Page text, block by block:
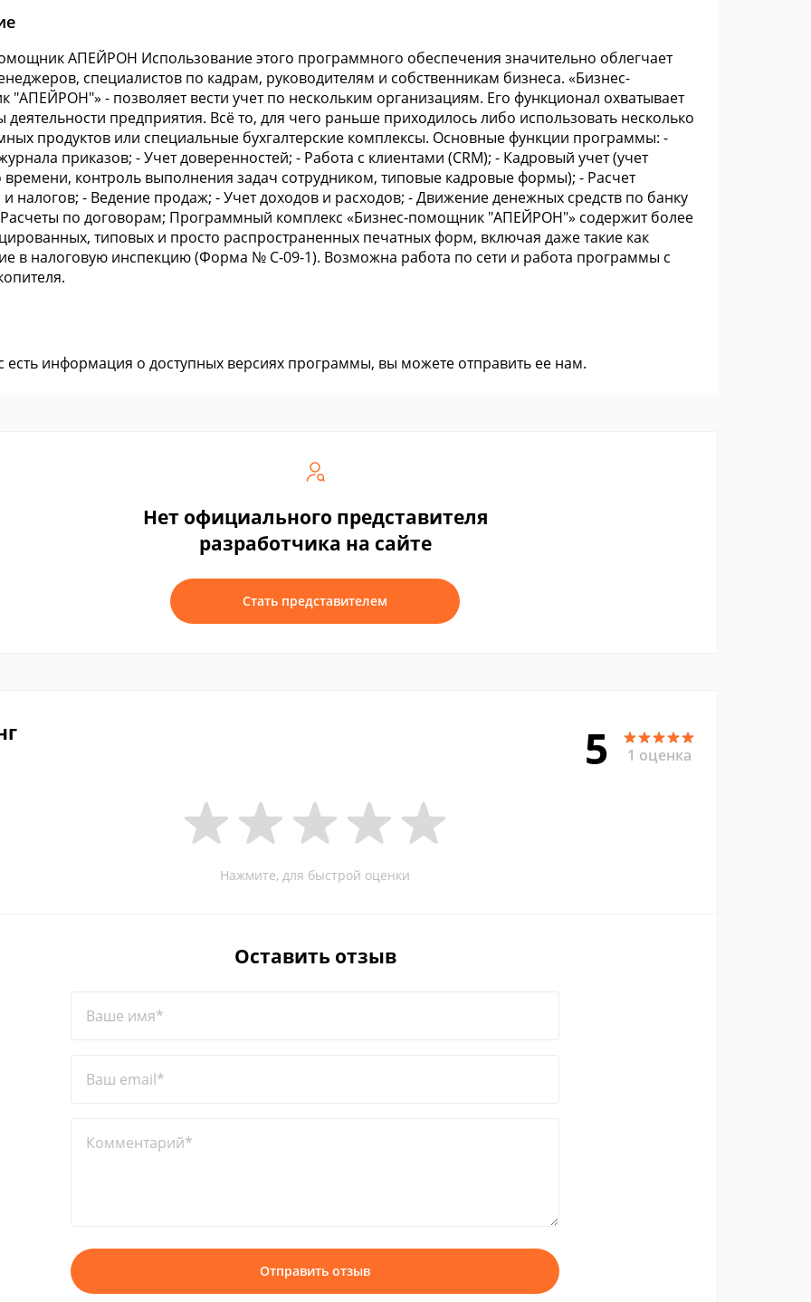
АПЕЙРОН Использование этого программного обеспечения значительно облегчает
специалистов по кадрам, руководителям и собственникам бизнеса. «Бизнес-
"АПЕЙРОН"» - позволяет вести учет по нескольким организациям. Его функционал охватывает
деятельности предприятия. Всё то, для чего раньше приходилось либо использовать несколько
продуктов или специальные бухгалтерские комплексы. Основные функции программы: -
приказов; - Учет доверенностей; - Работа с клиентами (CRM); - Кадровый учет (учет
времени, контроль выполнения задач сотрудником, типовые кадровые формы); - Расчет
и налогов; - Ведение продаж; - Учет доходов и расходов; - Движение денежных средств по банку
Расчеты по договорам; Программный комплекс «Бизнес-помощник "АПЕЙРОН"» содержит более
типовых и просто распространенных печатных форм, включая даже такие как
в налоговую инспекцию (Форма № С-09-1). Возможна работа по сети и работа программы с
есть информация о доступных версиях программы, вы можете отправить ее нам.
Нет официального представителя
разработчика на сайте
Стать представителем
5 1 оценка
Нажмите, для быстрой оценки
Оставить отзыв
Ваше имя*
Ваш email*
Комментарий*
Отправить отзыв